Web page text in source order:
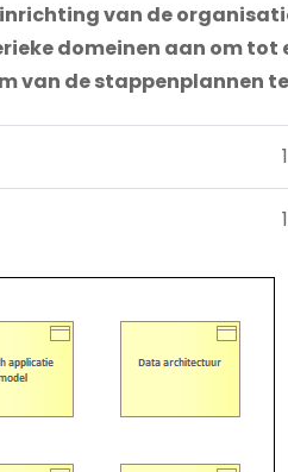
van de
domeinen aan om
van de stappenplannen